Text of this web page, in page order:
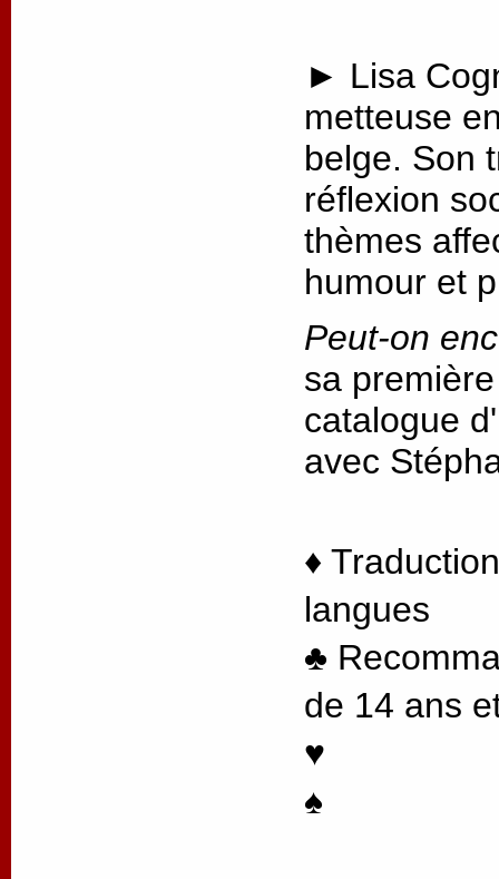
► Lisa
metteuse
belge. Son
réflexion
thèmes
humour et
Peut-on
sa
catalogue
avec
♦
langues
♣
de 14 ans
♥
♠